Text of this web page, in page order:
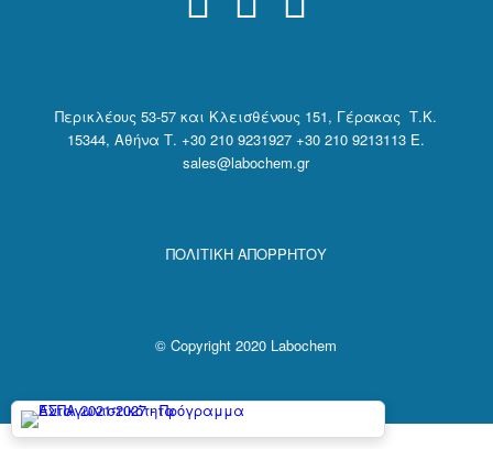
Περικλέους 53-57 και Κλεισθένους 151, Γέρακας Τ.Κ.
15344, ΑθήναΤ. +30 210 9231927 +30 210 9213113 E.
sales@labochem.gr
ΠΟΛΙΤΙΚΗ ΑΠΟΡΡΗΤΟΥ
© Copyright 2020 Labochem